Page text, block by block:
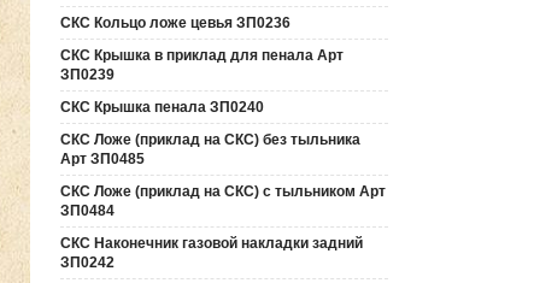
СКС Кольцо ложе цевья ЗП0236
СКС Крышка в приклад для пенала Арт
ЗП0239
СКС Крышка пенала ЗП0240
СКС Ложе (приклад на СКС) без тыльника
Арт ЗП0485
СКС Ложе (приклад на СКС) с тыльником Арт
ЗП0484
СКС Наконечник газовой накладки задний
ЗП0242